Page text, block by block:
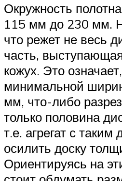
Окружность
115 мм до 230 мм.
что режет не весь
часть,
кожух. Это
минимальной
мм, что-либо
только половина
т.е. агрегат с
осилить доску
Ориентируясь на